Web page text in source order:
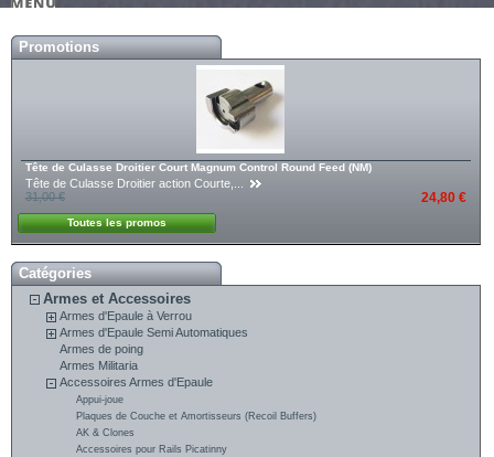
Promotions
Tête de Culasse Droitier Court Magnum Control Round Feed (NM)
Tête de Culasse Droitier action Courte,...
31,00 €
24,80 €
Toutes les promos
Catégories
Armes et Accessoires
Armes d'Epaule à Verrou
Armes d'Epaule Semi Automatiques
Armes de poing
Armes Militaria
Accessoires Armes d'Epaule
Appui-joue
Plaques de Couche et Amortisseurs (Recoil Buffers)
AK & Clones
Accessoires pour Rails Picatinny